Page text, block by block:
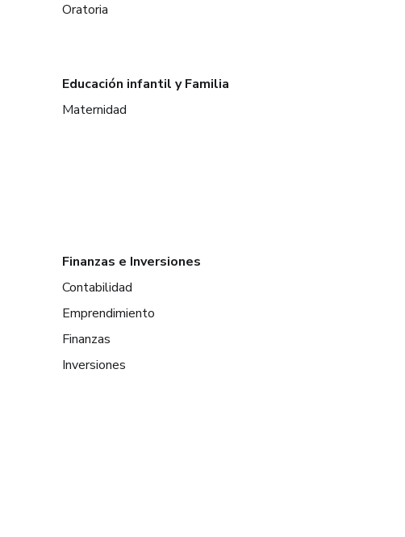
Oratoria
Educación infantil y Familia
Maternidad
Finanzas e Inversiones
Contabilidad
Emprendimiento
Finanzas
Inversiones